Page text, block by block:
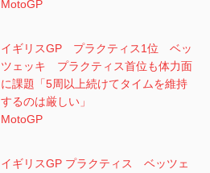
MotoGP
イギリスGP プラクティス1位 ベッ
ツェッキ プラクティス首位も体力面
に課題「5周以上続けてタイムを維持
するのは厳しい」
MotoGP
イギリスGP プラクティス ベッツェ